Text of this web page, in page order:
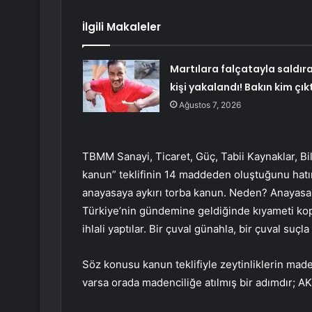
İlgili Makaleler
Martılara falçatayla
kişi yakalandı! Bakın kim
Ağustos 7, 2026
TBMM Sanayi, Ticaret, Güç, Tabii Kaynaklar,
kanun” teklifinin 14 maddeden oluştuğunu
anayasaya aykırı torba kanun. Neden?
Türkiye’nin gündemine geldiğinde kıyameti
ihlali yaptılar. Bir çuval günahla, bir çuval suçla
Söz konusu kanun teklifiyle zeytinliklerin
varsa orada madenciliğe atılmış bir adımdır;